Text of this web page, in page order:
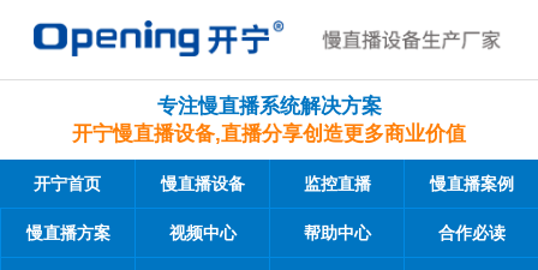
专注慢直播系统解决方案
开宁慢直播设备,直播分享创造更多商业价值
开宁首页 慢直播设备 监控直播 慢直播案例
慢直播方案 视频中心 帮助中心 合作必读